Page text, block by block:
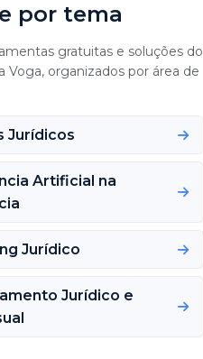
por tema
gratuitas e soluções do
Voga, organizados por área de
Jurídicos
Artificial na
Jurídico
Jurídico e